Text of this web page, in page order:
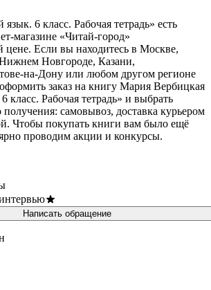
6 класс. Рабочая тетрадь» есть
магазине «Читай-город»
цене. Если вы находитесь в Москве,
Новгороде, Казани,
на-Дону или любом другом регионе
заказ на книгу Мария Вербицкая
класс. Рабочая тетрадь» и выбрать
самовывоз, доставка курьером
Чтобы покупать книги вам было ещё
проводим акции и конкурсы.
Написать обращение